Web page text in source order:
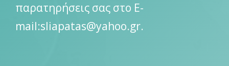
παρατηρήσεις σας στο Ε-
mail:sliapatas@yahoo.gr.